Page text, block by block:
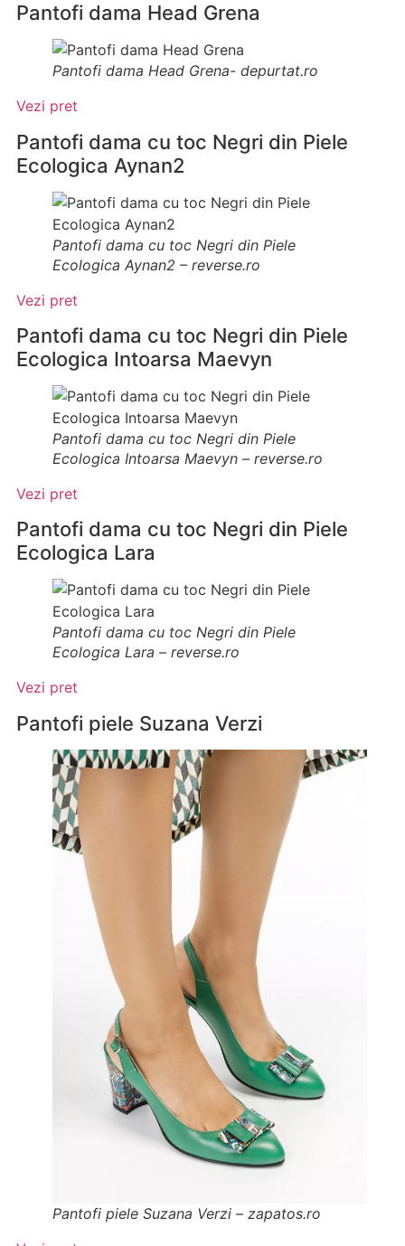
Pantofi dama Head Grena
Pantofi dama Head Grena- depurtat.ro
Vezi pret
Pantofi dama cu toc Negri din Piele
Ecologica Aynan2
Pantofi dama cu toc Negri din Piele
Ecologica Aynan2 – reverse.ro
Vezi pret
Pantofi dama cu toc Negri din Piele
Ecologica Intoarsa Maevyn
Pantofi dama cu toc Negri din Piele
Ecologica Intoarsa Maevyn – reverse.ro
Vezi pret
Pantofi dama cu toc Negri din Piele
Ecologica Lara
Pantofi dama cu toc Negri din Piele
Ecologica Lara – reverse.ro
Vezi pret
Pantofi piele Suzana Verzi
Pantofi piele Suzana Verzi – zapatos.ro